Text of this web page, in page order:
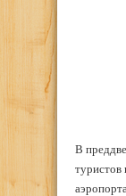
В
туристов